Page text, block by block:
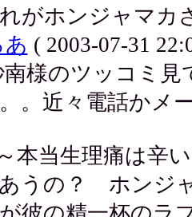
がホンジャマカ
( 2003-07-31
南様のツッコミ
。近々電話かメ
本当生理痛は辛
うの？ ホンジ